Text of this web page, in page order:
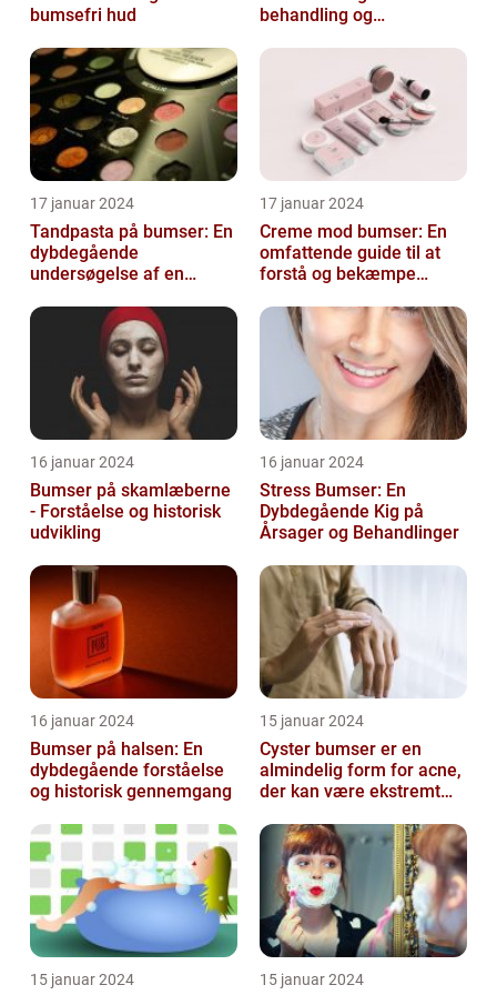
bumsefri hud
behandling og
17 januar 2024
Tandpasta på bumser: En
dybdegående
undersøgelse af en
skønhedsanbefaling
17 januar 2024
Creme mod bumser: En
omfattende guide til at
forstå og bekæmpe
16 januar 2024
Bumser på skamlæberne
- Forståelse og historisk
udvikling
16 januar 2024
Stress Bumser: En
Dybdegående Kig på
Årsager og Behandlinger
16 januar 2024
Bumser på halsen: En
dybdegående forståelse
og historisk gennemgang
15 januar 2024
Cyster bumser er en
almindelig form for acne,
der kan være ekstremt
belastende for d...
15 januar 2024 15 januar 2024